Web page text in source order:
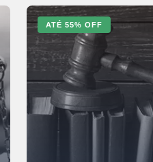
ATÉ 55% OFF